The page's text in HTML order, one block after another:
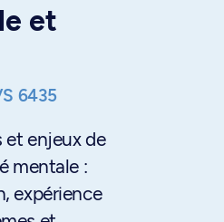
et
6435
et enjeux de
mentale :
expérience